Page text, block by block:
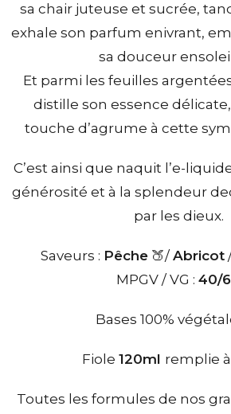
sa chair juteuse et sucrée,
exhale son parfum enivrant,
sa douceur
Et parmi les feuilles
distille son essence
touche d’agrume à cette
C’est ainsi que naquit l’e-
générosité et à la splendeur
par les dieux.
Saveurs : Pêche 🍑/ Abricot
MPGV / VG : 40/
Bases 100%
Fiole 120ml remplie à
Toutes les formules de nos